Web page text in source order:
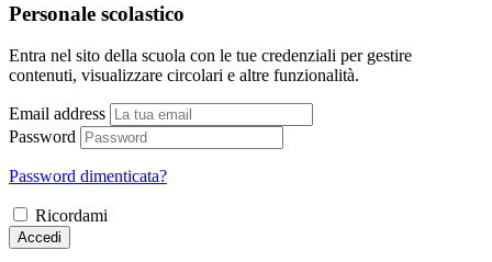
Personale scolastico
Entra nel sito della scuola con le tue credenziali per gestire
contenuti, visualizzare circolari e altre funzionalità.
Email address
Password
Password dimenticata?
Ricordami
Accedi